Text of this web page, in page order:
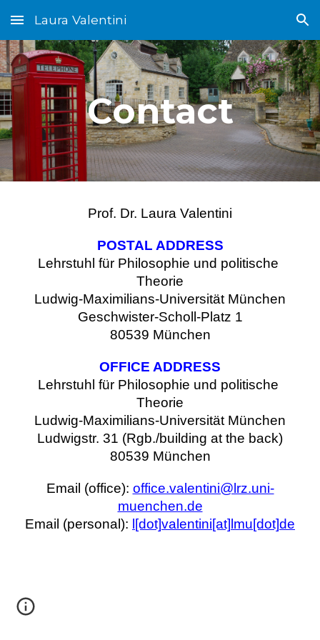
Skip to main content Skip to navigation
Laura Valentini
Contact
Prof. Dr. Laura Valentini
POSTAL ADDRESS
Lehrstuhl für Philosophie und politische
Theorie
Ludwig-Maximilians-Universität München
Geschwister-Scholl-Platz 1
80539 München
OFFICE ADDRESS
Lehrstuhl für Philosophie und politische
Theorie
Ludwig-Maximilians-Universität München
Ludwigstr. 31 (Rgb./building at the back)
80539 München
Email (office): office.valentini@lrz.uni-
muenchen.de
Email (personal):
[dot]valentini[at] lmu[dot]de